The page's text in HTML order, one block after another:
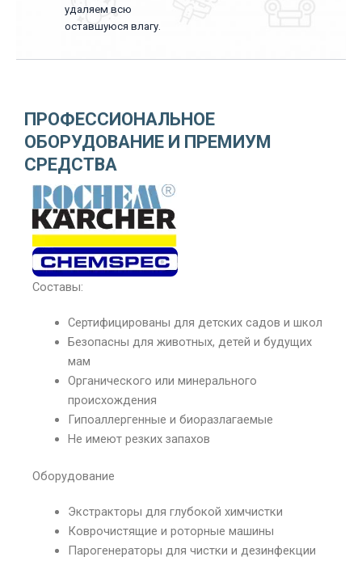
удаляем всю
оставшуюся влагу.
ПРОФЕССИОНАЛЬНОЕ
ОБОРУДОВАНИЕ И ПРЕМИУМ
СРЕДСТВА
Составы:
Сертифицированы для детских садов и школ
Безопасны для животных, детей и будущих
мам
Органического или минерального
происхождения
Гипоаллергенные и биоразлагаемые
Не имеют резких запахов
Оборудование
Экстракторы для глубокой химчистки
Коврочистящие и роторные машины
Парогенераторы для чистки и дезинфекции